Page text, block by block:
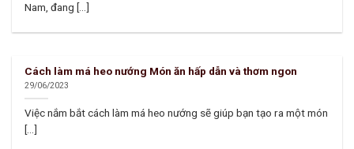
Nam, đang [...]
Cách làm má heo nướng Món ăn hấp dẫn và thơm ngon
29/06/2023
Việc nắm bắt cách làm má heo nướng sẽ giúp bạn tạo ra một món
[...]